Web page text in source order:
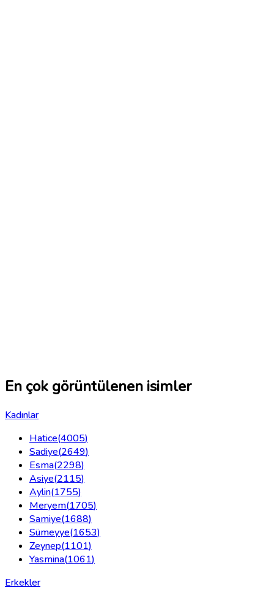
En çok görüntülenen isimler
Kadınlar
Hatice(4005)
Sadiye(2649)
Esma(2298)
Asiye(2115)
Aylin(1755)
Meryem(1705)
Samiye(1688)
Sümeyye(1653)
Zeynep(1101)
Yasmina(1061)
Erkekler